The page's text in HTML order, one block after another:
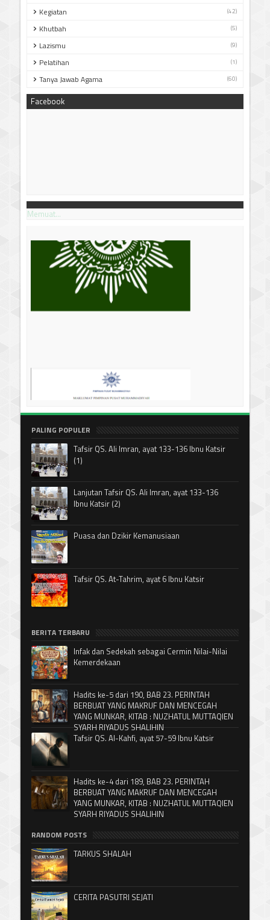
Kegiatan (42)
Khutbah (5)
Lazismu (9)
Pelatihan (1)
Tanya Jawab Agama (60)
Facebook
Memuat...
PALING POPULER
Tafsir QS. Ali Imran, ayat 133-136 Ibnu Katsir
(1)
Lanjutan Tafsir QS. Ali Imran, ayat 133-136
Ibnu Katsir (2)
Puasa dan Dzikir Kemanusiaan
Tafsir QS. At-Tahrim, ayat 6 Ibnu Katsir
BERITA TERBARU
Infak dan Sedekah sebagai Cermin Nilai-Nilai
Kemerdekaan
Hadits ke-5 dari 190, BAB 23. PERINTAH
BERBUAT YANG MAKRUF DAN MENCEGAH
YANG MUNKAR, KITAB : NUZHATUL MUTTAQIEN
SYARH RIYADUS SHALIHIN
Tafsir QS. Al-Kahfi, ayat 57-59 Ibnu Katsir
Hadits ke-4 dari 189, BAB 23. PERINTAH
BERBUAT YANG MAKRUF DAN MENCEGAH
YANG MUNKAR, KITAB : NUZHATUL MUTTAQIEN
SYARH RIYADUS SHALIHIN
RANDOM POSTS
TARKUS SHALAH
CERITA PASUTRI SEJATI